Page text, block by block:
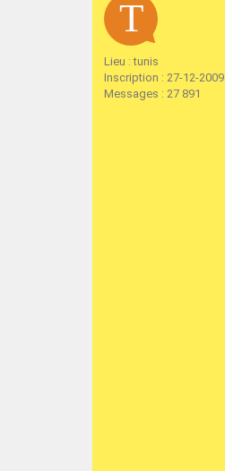
Lieu : tunis
Inscription : 27-12-2009
Messages : 27 891